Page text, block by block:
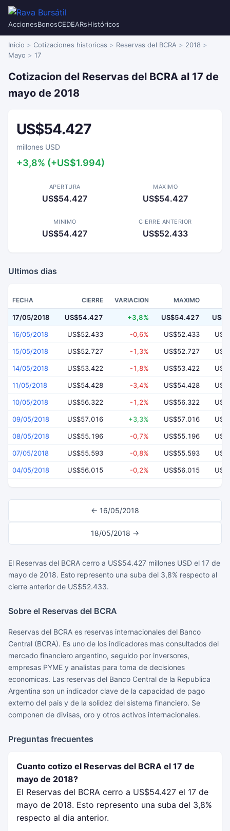
AccionesBonosCEDEARsHistóricos
Inicio Cotizaciones historicas Reservas del BCRA
2018
Mayo
17
Cotizacion del Reservas del BCRA al 17 de
mayo de 2018
US$54.427
millones USD
+3,8% (+US$1.994)
APERTURA
US$54.427
MAXIMO
US$54.427
MINIMO
US$54.427
CIERRE ANTERIOR
US$52.433
Ultimos dias
FECHA CIERRE VARIACION MAXIMO
17/05/2018 US$54.427 +3,8% US$54.427
16/05/2018 US$52.433 -0,6% US$52.433
15/05/2018 US$52.727 -1,3% US$52.727
14/05/2018 US$53.422 -1,8% US$53.422
11/05/2018 US$54.428 -3,4% US$54.428
10/05/2018 US$56.322 -1,2% US$56.322
09/05/2018 US$57.016 +3,3% US$57.016
08/05/2018 US$55.196 -0,7% US$55.196
07/05/2018 US$55.593 -0,8% US$55.593
04/05/2018 US$56.015 -0,2% US$56.015
← 16/05/2018
18/05/2018 →
El Reservas del BCRA cerro a US$54.427 millones USD el 17 de
mayo de 2018. Esto represento una suba del 3,8% respecto al
cierre anterior de US$52.433.
Sobre el Reservas del BCRA
Reservas del BCRA es reservas internacionales del Banco
Central (BCRA). Es uno de los indicadores mas consultados del
mercado financiero argentino, seguido por inversores,
empresas PYME y analistas para toma de decisiones
economicas. Las reservas del Banco Central de la Republica
Argentina son un indicador clave de la capacidad de pago
externo del pais y de la solidez del sistema financiero. Se
componen de divisas, oro y otros activos internacionales.
Preguntas frecuentes
Cuanto cotizo el Reservas del BCRA el 17 de
mayo de 2018?
El Reservas del BCRA cerro a US$54.427 el 17 de
mayo de 2018. Esto represento una suba del 3,8%
respecto al dia anterior.